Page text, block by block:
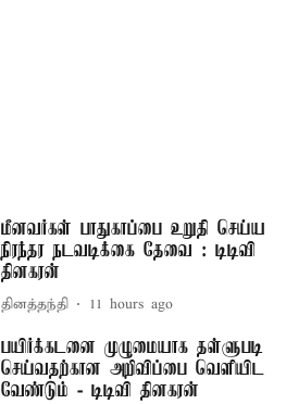
மீனவர்கள் பாதுகாப்பை உறுதி செய்ய
நிரந்தர நடவடிக்கை தேவை : டிடிவி
தினகரன்
தினத்தந்தி 11 hours ago
பயிர்க்கடனை முழுமையாக தள்ளுபடி
செய்வதற்கான அறிவிப்பை வெளியிட
வேண்டும் - டிடிவி தினகரன்